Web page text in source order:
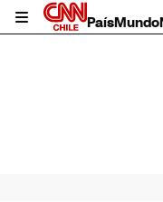
PaísMundo